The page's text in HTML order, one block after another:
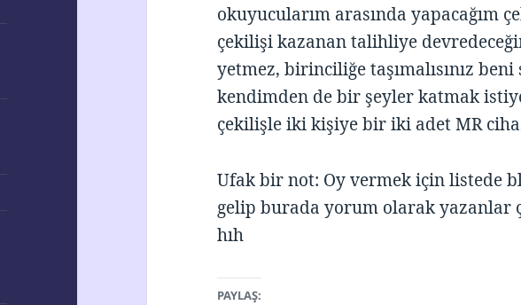
okuyucularım arasında yapacağım
çekilişi kazanan talihliye
yetmez, birinciliğe taşımalısınız
kendimden de bir şeyler katmak
çekilişle iki kişiye bir iki adet MR
Ufak bir not: Oy vermek için listede
gelip burada yorum olarak yazanlar
hıh
PAYLAŞ: